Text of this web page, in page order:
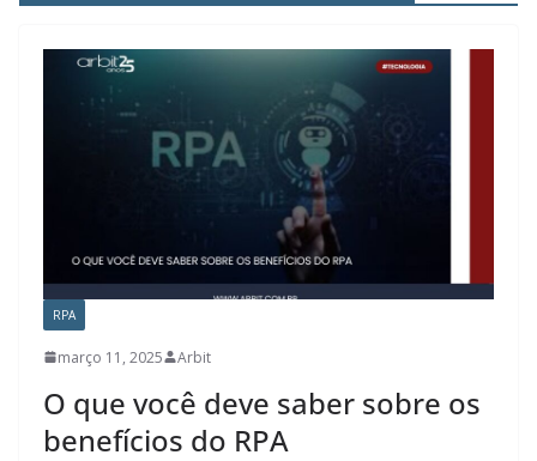
RPA
março 11, 2025 Arbit
O que você deve saber sobre os
benefícios do RPA